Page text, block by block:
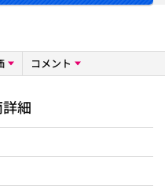
コメント
細